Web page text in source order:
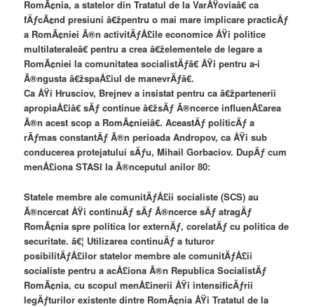
RomÃ¢nia, a statelor din Tratatul de la VarÅŸoviaâ€ ca
fÄƒcÃ¢nd presiuni â€žpentru o mai mare implicare practicÄƒ
a RomÃ¢niei Ã®n activitÄƒÅ£ile economice ÅŸi politice
multilateraleâ€ pentru a crea â€želementele de legare a
RomÃ¢niei la comunitatea socialistÄƒâ€ ÅŸi pentru a-i
Ã®ngusta â€žspaÅ£iul de manevrÄƒâ€.
Ca ÅŸi Hrusciov, Brejnev a insistat pentru ca â€žpartenerii
apropiaÅ£iâ€ sÄƒ continue â€žsÄƒ Ã®ncerce influenÅ£area
Ã®n acest scop a RomÃ¢nieiâ€. AceastÄƒ politicÄƒ a
rÄƒmas constantÄƒ Ã®n perioada Andropov, ca ÅŸi sub
conducerea protejatului sÄƒu, Mihail Gorbaciov. DupÄƒ cum
menÅ£iona STASI la Ã®nceputul anilor 80:
Statele membre ale comunitÄƒÅ£ii socialiste (SCS) au
Ã®ncercat ÅŸi continuÄƒ sÄƒ Ã®ncerce sÄƒ atragÄƒ
RomÃ¢nia spre politica lor externÄƒ, corelatÄƒ cu politica de
securitate. â€¦ Utilizarea continuÄƒ a tuturor
posibilitÄƒÅ£ilor statelor membre ale comunitÄƒÅ£ii
socialiste pentru a acÅ£iona Ã®n Republica SocialistÄƒ
RomÃ¢nia, cu scopul menÅ£inerii ÅŸi intensificÄƒrii
legÄƒturilor existente dintre RomÃ¢nia ÅŸi Tratatul de la